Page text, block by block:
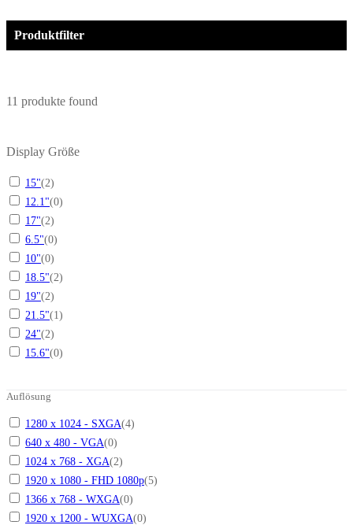
Produktfilter
11 produkte found
Display Größe
15"(2)
12.1"(0)
17"(2)
6.5"(0)
10"(0)
18.5"(2)
19"(2)
21.5"(1 )
24"(2)
15.6"(0)
Auflösung
1280 x 1024 - SXGA(4)
640 x 480 - VGA(0)
1024 x 768 - XGA(2)
1920 x 1080 - FHD 1080p(5)
1366 x 768 - WXGA(0)
1920 x 1200 - WUXGA(0)